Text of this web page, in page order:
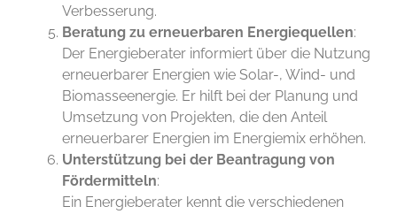
Verbesserung.
Beratung zu erneuerbaren Energiequellen:
Der Energieberater informiert über die Nutzung
erneuerbarer Energien wie Solar-, Wind- und
Biomasseenergie. Er hilft bei der Planung und
Umsetzung von Projekten, die den Anteil
erneuerbarer Energien im Energiemix erhöhen.
Unterstützung bei der Beantragung von
Fördermitteln:
Ein Energieberater kennt die verschiedenen